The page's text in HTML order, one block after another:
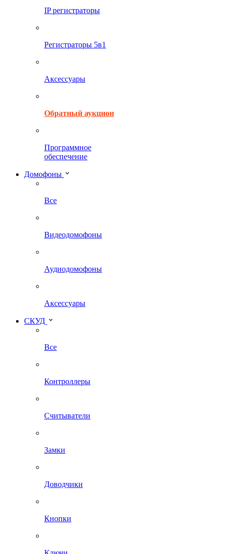
IP регистраторы
Регистраторы 5в1
Аксессуары
Обратный аукцион
Программное
обеспечение
Домофоны
Все
Видеодомофоны
Аудиодомофоны
Аксессуары
СКУД
Все
Контроллеры
Считыватели
Замки
Доводчики
Кнопки